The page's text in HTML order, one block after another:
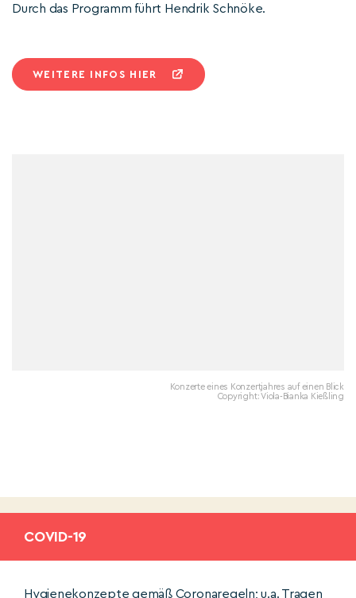
Durch das Programm führt Hendrik Schnöke.
WEITERE INFOS HIER
Konzerte eines Konzertjahres auf einen Blick
Copyright: Viola-Bianka Kießling
COVID-19
Hygienekonzepte gemäß Coronaregeln; u.a. Tragen